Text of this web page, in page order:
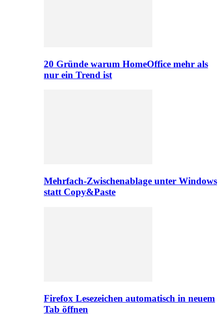
20 Gründe warum HomeOffice mehr als
nur ein Trend ist
Mehrfach-Zwischenablage unter Windows
statt Copy&Paste
Firefox Lesezeichen automatisch in neuem
Tab öffnen